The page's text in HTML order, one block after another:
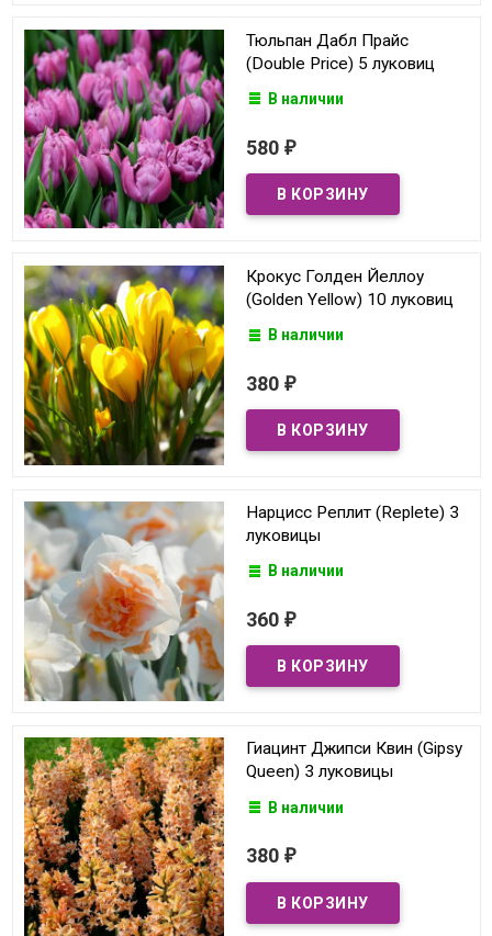
Тюльпан Дабл Прайс
(Double Price) 5 луковиц
В наличии
580 ₽
Крокус Голден Йеллоу
(Golden Yellow) 10 луковиц
В наличии
380 ₽
Нарцисс Реплит (Replete) 3
луковицы
В наличии
360 ₽
Гиацинт Джипси Квин (Gipsy
Queen) 3 луковицы
В наличии
380 ₽